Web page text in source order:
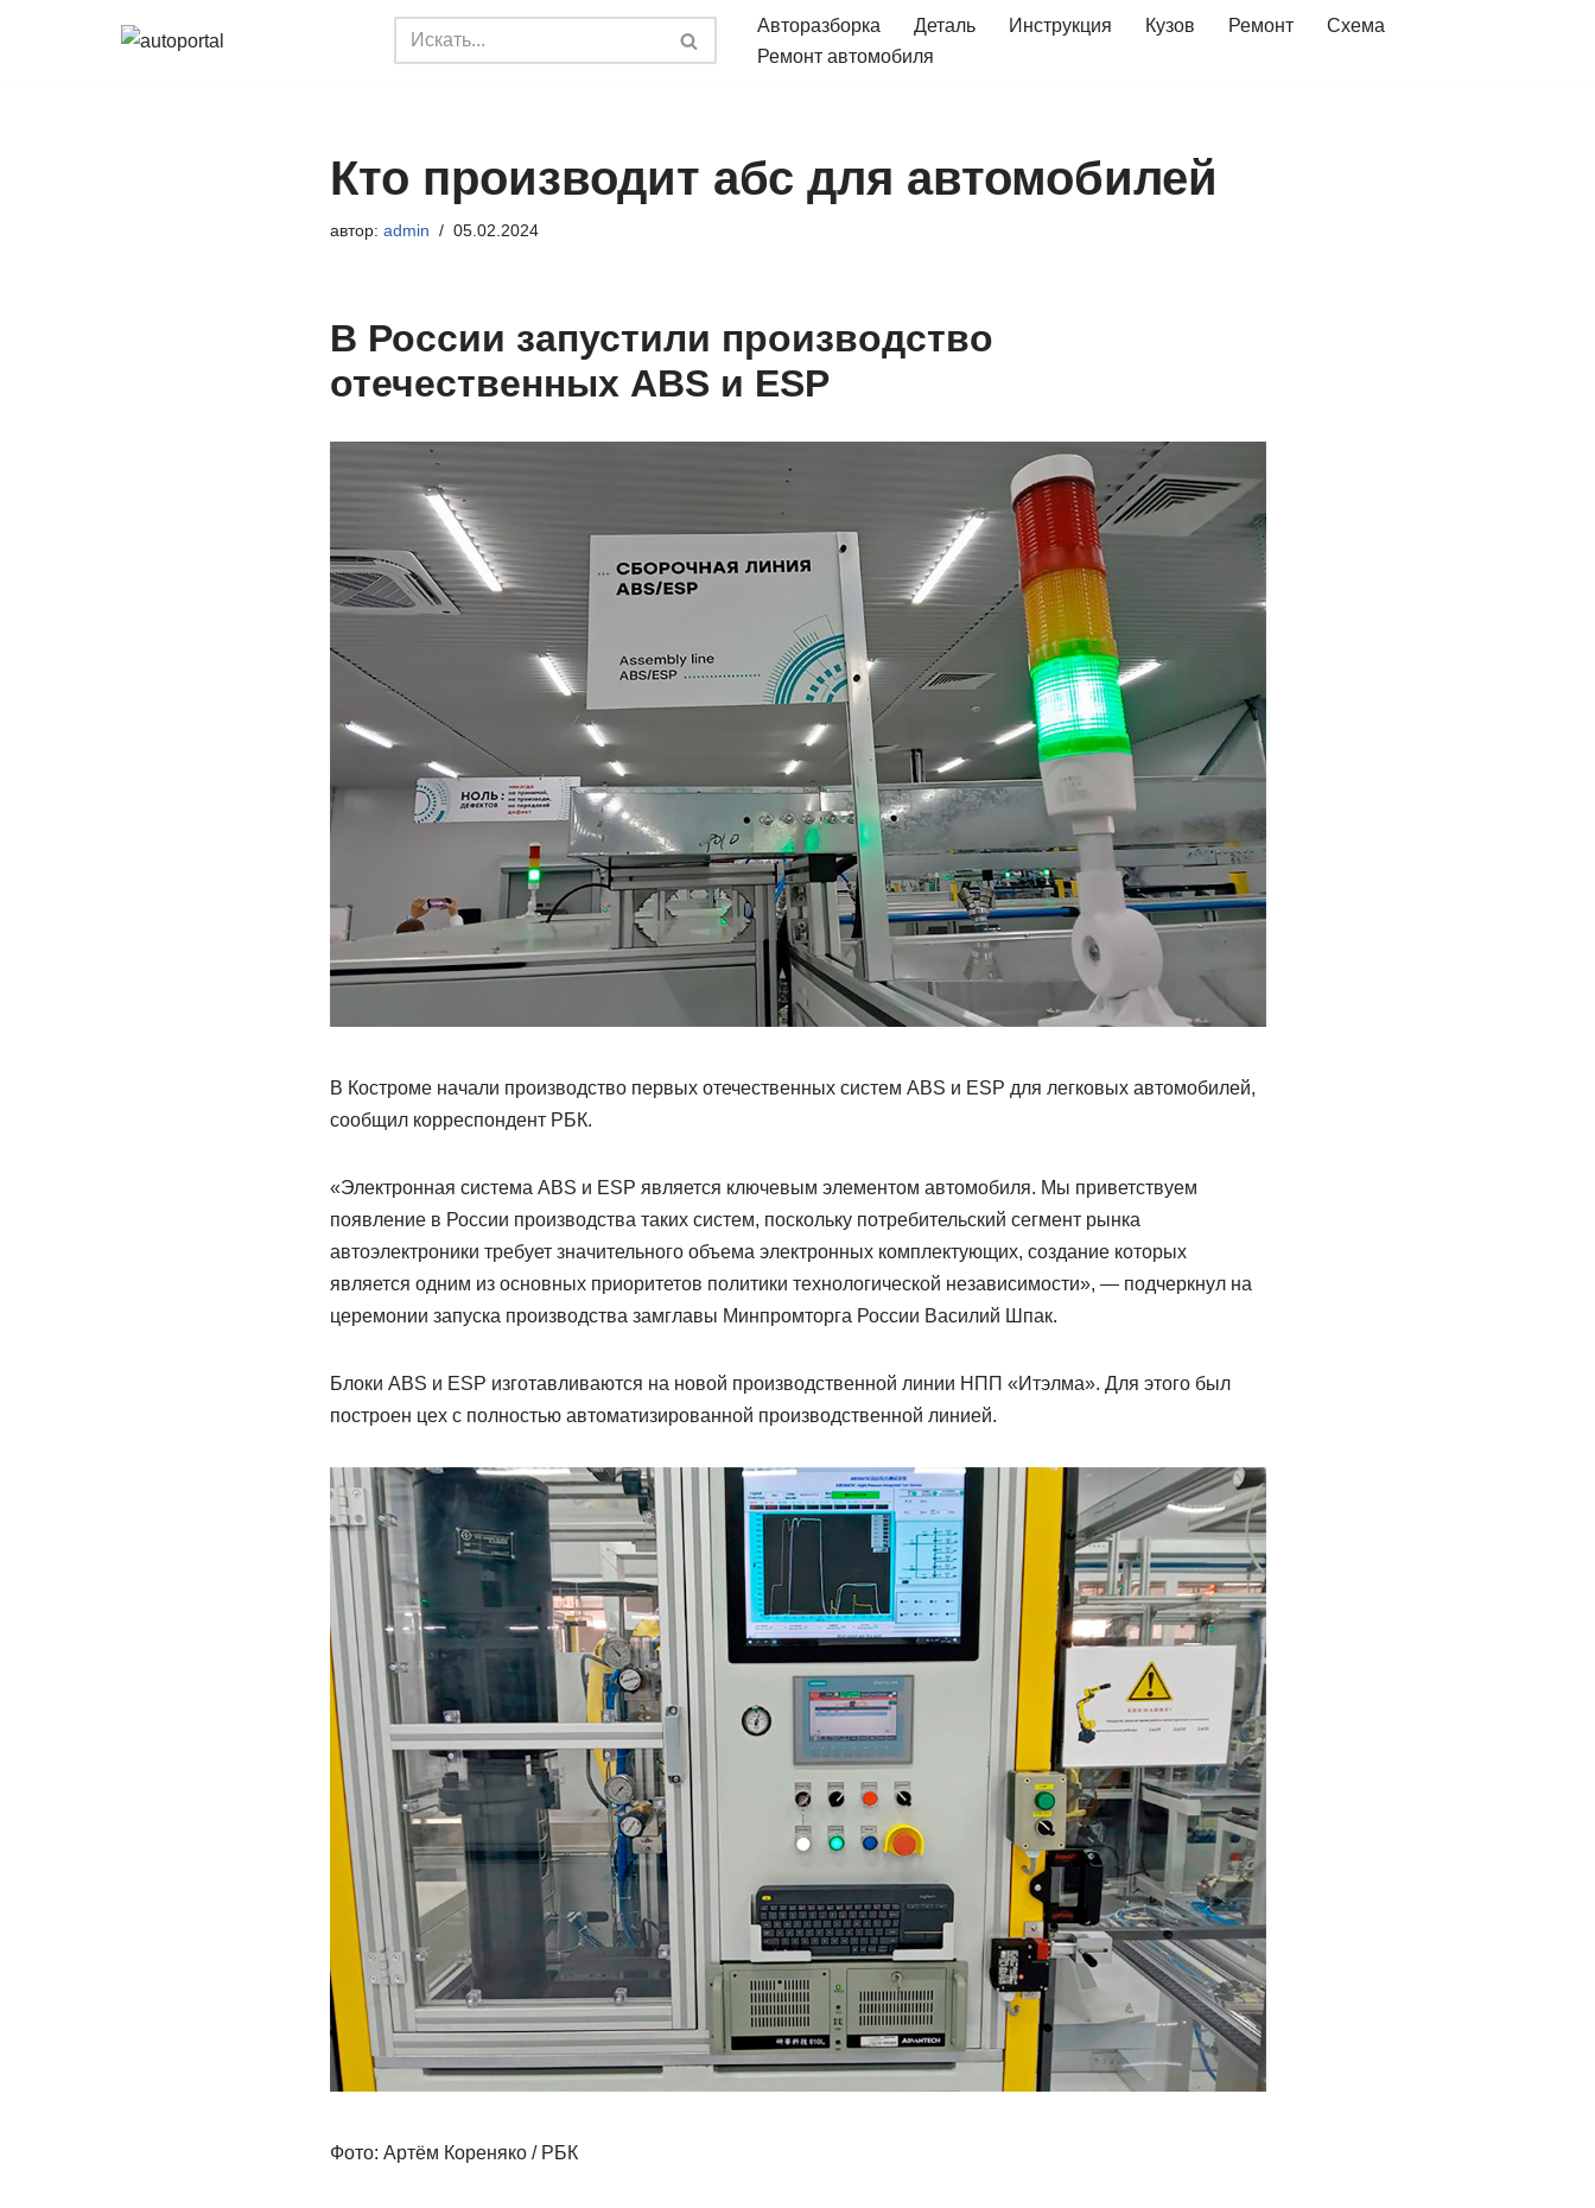
Авторазборка Деталь Инструкция Кузов Ремонт
Схема
Ремонт автомобиля
Кто производит абс для автомобилей
автор: admin 05.02.2024
В России запустили производство
отечественных ABS и ESP
В Костроме начали производство первых отечественных систем ABS и ESP для легковых автомобилей,
сообщил корреспондент РБК.
«Электронная система ABS и ESP является ключевым элементом автомобиля. Мы приветствуем
появление в России производства таких систем, поскольку потребительский сегмент рынка
автоэлектроники требует значительного объема электронных комплектующих, создание которых
является одним из основных приоритетов политики технологической независимости», — подчеркнул на
церемонии запуска производства замглавы Минпромторга России Василий Шпак.
Блоки ABS и ESP изготавливаются на новой производственной линии НПП «Итэлма». Для этого был
построен цех с полностью автоматизированной производственной линией.
Фото: Артём Кореняко / РБК